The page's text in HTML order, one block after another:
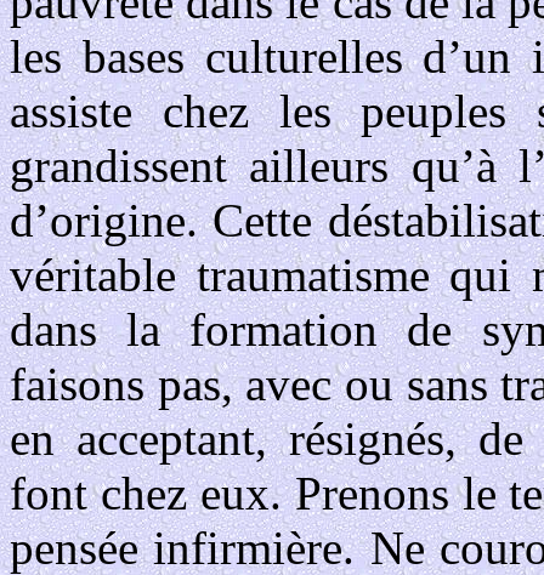
les bases culturelles
assiste chez les
grandissent ailleurs qu’à
d’origine. Cette
véritable traumatisme qui
dans la formation de
faisons pas, avec ou sans
en acceptant, résignés,
font chez eux. Prenons le
pensée infirmière. Ne